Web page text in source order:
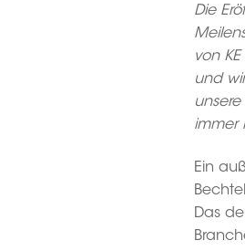
Die
von
und
immer
Ein
Das